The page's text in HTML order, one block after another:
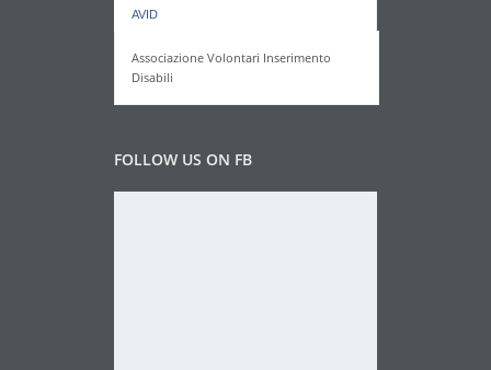
AVID
Associazione Volontari Inserimento
Disabili
FOLLOW US ON FB